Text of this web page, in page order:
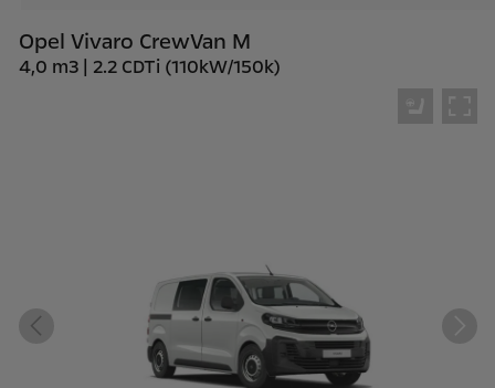
Opel Vivaro CrewVan M
4,0 m3 | 2.2 CDTi (110kW/150k)